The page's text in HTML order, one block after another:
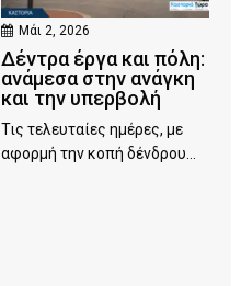
Μάι 2, 2026
Δέντρα έργα και πόλη:
ανάμεσα στην ανάγκη
και την υπερβολή
Τις τελευταίες ημέρες, με
αφορμή την κοπή δένδρου...